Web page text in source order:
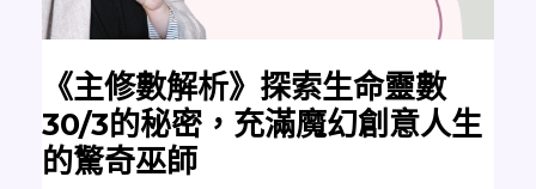
《主修數解析》探索生命靈數
30/3的秘密，充滿魔幻創意人生
的驚奇巫師
密，
充
魔
幻
創
意
人
生
的